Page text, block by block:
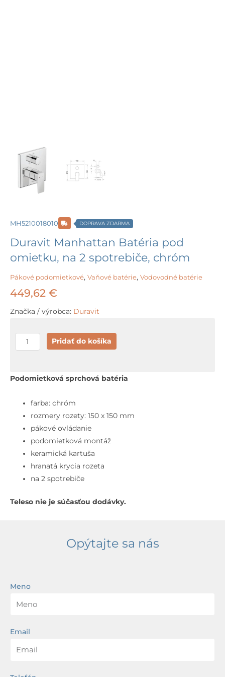
MH5210018010 DOPRAVA ZDARMA
Duravit Manhattan Batéria pod
omietku, na 2 spotrebiče, chróm
Pákové podomietkové, Vaňové batérie, Vodovodné batérie
449,62 €
Značka / výrobca: Duravit
množstvo
Duravit
Batéria
omietku,
spotrebiče,
chróm
Pridať do košíka
Podomietková sprchová batéria
farba: chróm
rozmery rozety: 150 x 150 mm
pákové ovládanie
podomietková montáž
keramická kartuša
hranatá krycia rozeta
na 2 spotrebiče
Teleso nie je súčasťou dodávky.
Opýtajte sa nás
Meno
Email